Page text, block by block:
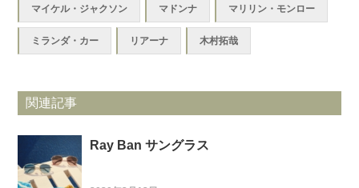
マイケル・ジャクソン マドンナ マリリン・モンロー
ミランダ・カー リアーナ 木村拓哉
関連記事
Ray Ban サングラス